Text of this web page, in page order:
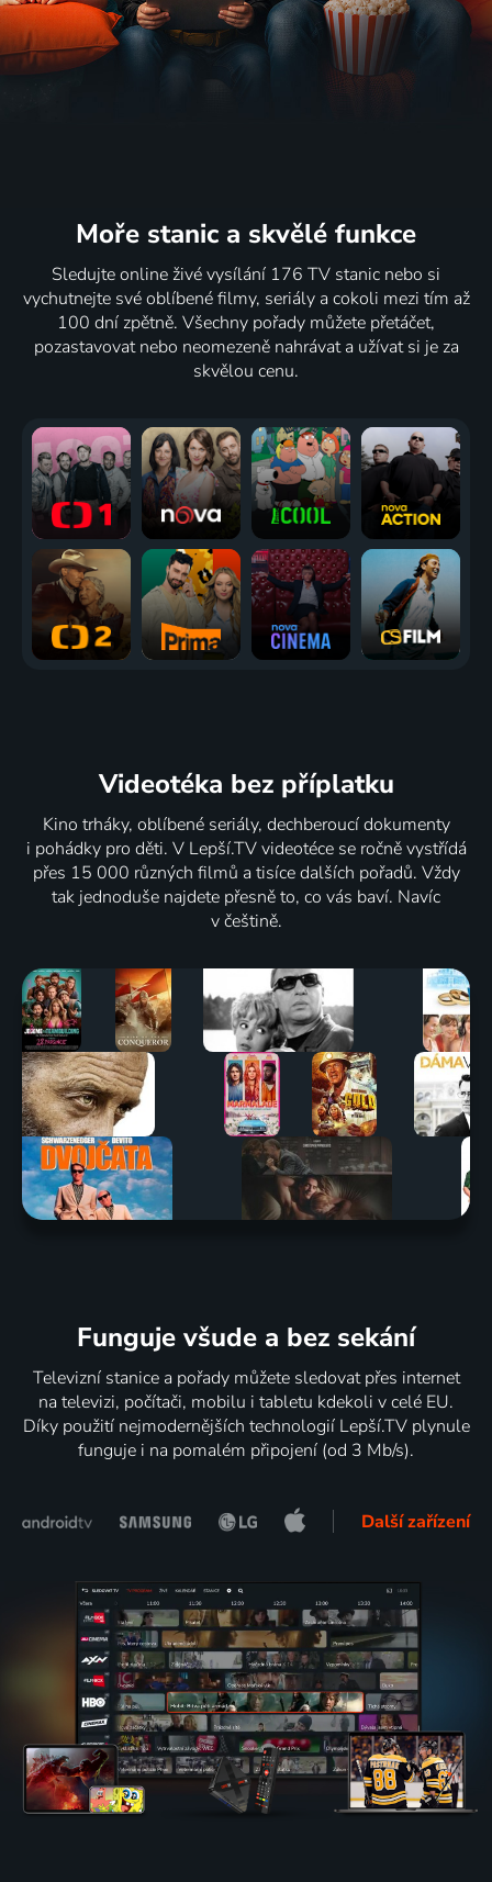
Moře stanic a skvělé funkce
Sledujte online živé vysílání 176 TV stanic nebo si
vychutnejte své oblíbené filmy, seriály a cokoli mezi tím až
100 dní zpětně. Všechny pořady můžete přetáčet,
pozastavovat nebo neomezeně nahrávat a užívat si je za
skvělou cenu.
Videotéka bez příplatku
Kino trháky, oblíbené seriály, dechberoucí dokumenty
i pohádky pro děti. V Lepší.TV videotéce se ročně vystřídá
přes 15 000 různých filmů a tisíce dalších pořadů. Vždy
tak jednoduše najdete přesně to, co vás baví. Navíc
v češtině.
Funguje všude a bez sekání
Televizní stanice a pořady můžete sledovat přes internet
na televizi, počítači, mobilu i tabletu kdekoli v celé EU.
Díky použití nejmodernějších technologií Lepší.TV plynule
funguje i na pomalém připojení (od 3 Mb/s).
Další zařízení